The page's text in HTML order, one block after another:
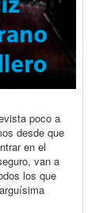
poco a
desde que
en el
van a
los que